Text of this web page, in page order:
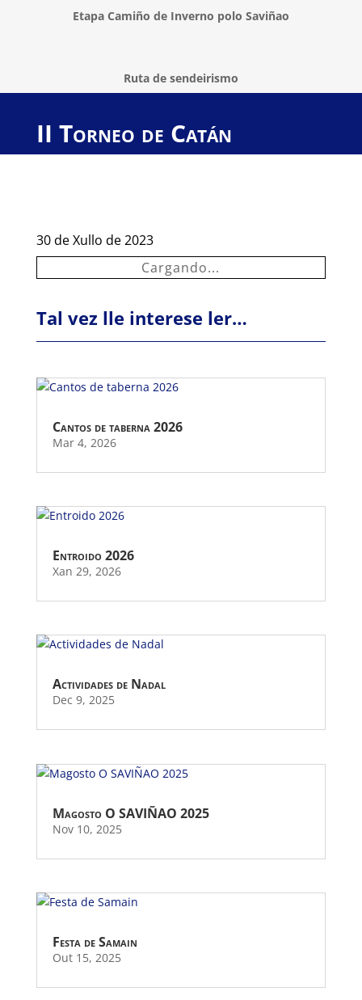
Etapa Camiño de Inverno polo Saviñao
Ruta de sendeirismo
II Torneo de Catán
30 de Xullo de 2023
Cargando...
Tal vez lle interese ler…
Cantos de taberna 2026
Mar 4, 2026
Entroido 2026
Xan 29, 2026
Actividades de Nadal
Dec 9, 2025
Magosto O SAVIÑAO 2025
Nov 10, 2025
Festa de Samain
Out 15, 2025